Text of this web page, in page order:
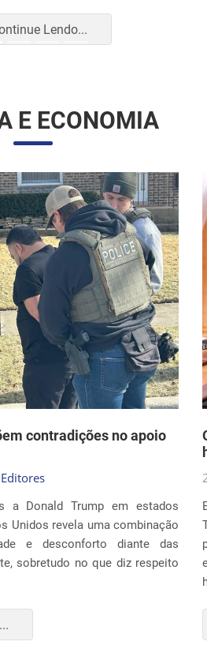
contradições no apoio
Editores
Unidos revela uma combinação
e desconforto diante das
sobretudo no que diz respeito